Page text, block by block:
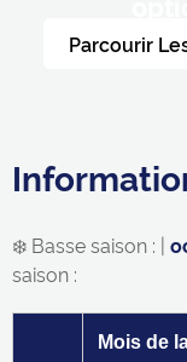
Parcourir
❄️ Basse saison : |
saison :
Mois de